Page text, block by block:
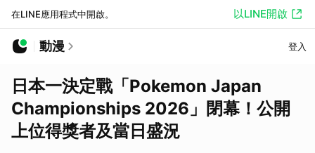
在LINE應用程式中開啟。 以LINE開啟
動漫 登入
日本一決定戰「Pokemon Japan
Championships 2026」閉幕！公開
上位得獎者及當日盛況